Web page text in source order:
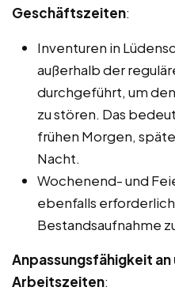
Geschäftszeiten:
Inventuren in
außerhalb der
durchgeführt, um
zu stören. Das
frühen Morgen,
Nacht.
Wochenend- und
ebenfalls
Bestandsaufnahme
Anpassungsfähigkeit
Arbeitszeiten: